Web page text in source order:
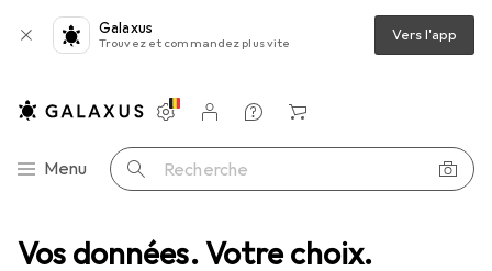
Vos données. Votre choix.
Galaxus
Trouvez et commandez plus vite Vers l'app
Navigation par catégorie
Menu Recherche
Paramètres
Compte client
Listes de comparaison
Listes d'envies
Panier
Machines + ateliers Outil électrique Outillage pneumatique